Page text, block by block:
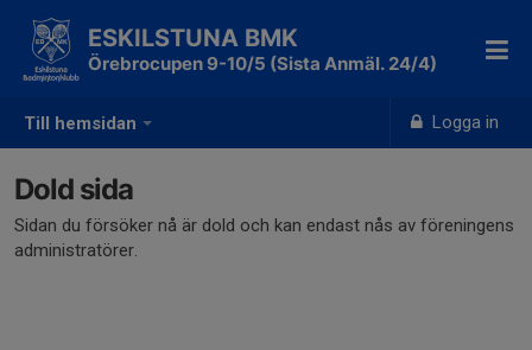
Till hemsidan Logga in
ESKILSTUNA BMK
Örebrocupen 9-10/5 (Sista Anmäl. 24/4)
Dold sida
Sidan du försöker nå är dold och kan endast nås av föreningens
administratörer.